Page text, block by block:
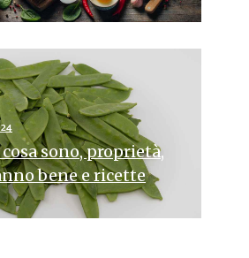
cosa sono, proprietà,
bene e ricette